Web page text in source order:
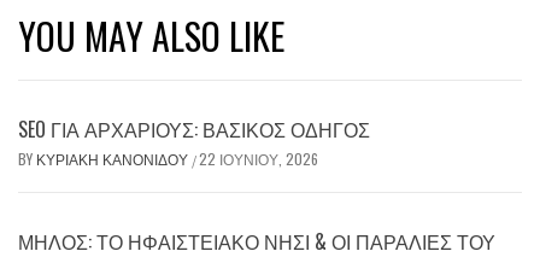
YOU MAY ALSO LIKE
SEO ΓΙΑ ΑΡΧΆΡΙΟΥΣ: ΒΑΣΙΚΌΣ ΟΔΗΓΌΣ
BY ΚΥΡΙΑΚΉ ΚΑΝΟΝΊΔΟΥ /22 ΙΟΥΝΊΟΥ, 2026
ΜΉΛΟΣ: ΤΟ ΗΦΑΙΣΤΕΙΑΚΌ ΝΗΣΊ & ΟΙ ΠΑΡΑΛΊΕΣ ΤΟΥ